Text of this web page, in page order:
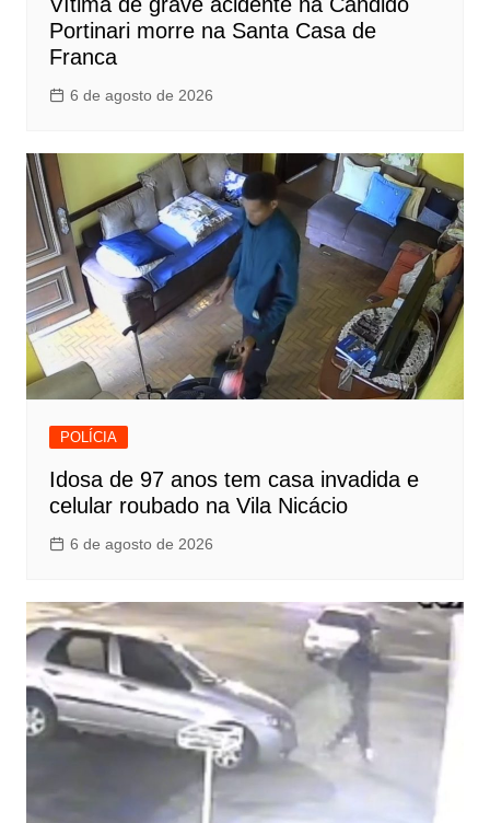
Portinari morre na Santa Casa de
Franca
6 de agosto de 2026
POLÍCIA
Idosa de 97 anos tem casa invadida e
celular roubado na Vila Nicácio
6 de agosto de 2026